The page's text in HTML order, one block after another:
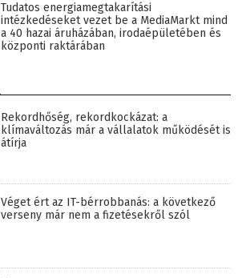
Tudatos energiamegtakarítási
intézkedéseket vezet be a MediaMarkt mind
a 40 hazai áruházában, irodaépületében és
központi raktárában
Rekordhőség, rekordkockázat: a
klímaváltozás már a vállalatok működését is
átírja
Véget ért az IT-bérrobbanás: a következő
verseny már nem a fizetésekről szól